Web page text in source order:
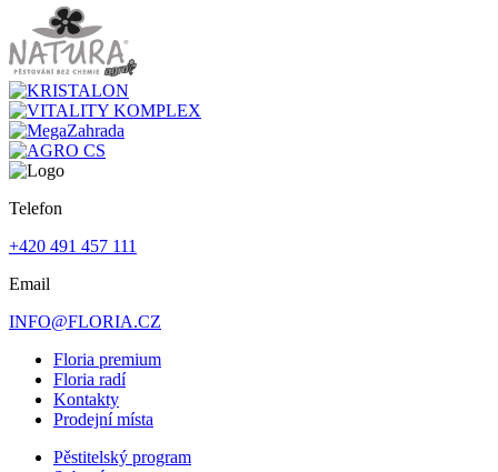
Telefon
+420 491 457 111
Email
INFO@FLORIA.CZ
Floria premium
Floria radí
Kontakty
Prodejní místa
Pěstitelský program